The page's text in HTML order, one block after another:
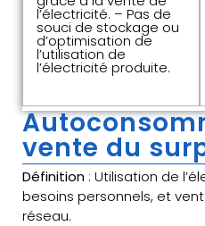
l’électricité. – Pas de
souci de stockage ou
d’optimisation de
l’utilisation de
l’électricité produite.
vente du
Définition : Utilisation de
besoins personnels, et
réseau.